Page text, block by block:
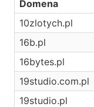
Domena
10zlotych.pl
16b.pl
16bytes.pl
19studio.com.pl
19studio.pl